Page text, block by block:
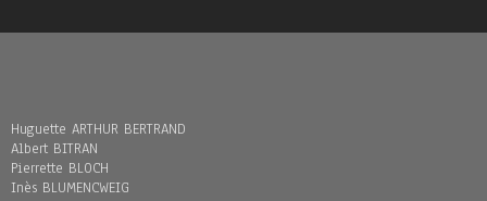
Huguette ARTHUR BERTRAND
Albert BITRAN
Pierrette BLOCH
Inès BLUMENCWEIG